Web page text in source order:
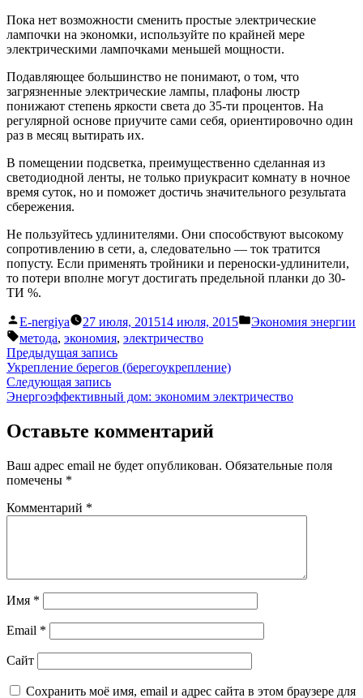
Пока нет возможности сменить простые электрические
лампочки на экономки, используйте по крайней мере
электрическими лампочками меньшей мощности.
Подавляющее большинство не понимают, о том, что
загрязненные электрические лампы, плафоны люстр
понижают степень яркости света до 35-ти процентов. На
регулярной основе приучите сами себя, ориентировочно один
раз в месяц вытирать их.
В помещении подсветка, преимущественно сделанная из
светодиодной ленты, не только приукрасит комнату в ночное
время суток, но и поможет достичь значительного результата
сбережения.
Не пользуйтесь удлинителями. Они способствуют высокому
сопротивлению в сети, а, следовательно — ток тратится
попусту. Если применять тройники и переноски-удлинители,
то потери вполне могут достигать предельной планки до 30-
ТИ %.
Написано
автором
E-nergiya 27 июля, 201514 июля, 2015
Написано
Экономия энергии
Метки:
метода, экономия, электричество
Навигация
по
записям
Предыдущая записьПредыдущая
запись:
Укрепление берегов (берегоукрепление)
Следующая записьСледующая
запись:
Энергоэффективный дом: экономим электричество
Оставьте комментарий
Ваш адрес email не будет опубликован. Обязательные поля
помечены *
Комментарий *
Имя *
Email *
Сайт
Сохранить моё имя, email и адрес сайта в этом браузере для